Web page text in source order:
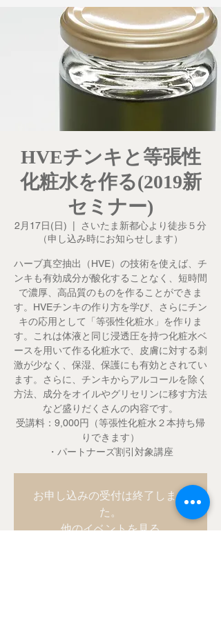
HVEチンキと等張性
化粧水を作る(2019新
セミナー)
2月17日(日)
さいたま新都心より徒歩５分
（申し込み時にお知らせします）
ハーブ真空抽出（HVE）の技術を使えば、チ
ンキも有効成分が酸化することなく、短時間
で濃厚、高品質のものを作ることができま
す。HVEチンキの作り方を学び、さらにチン
キの応用として「等張性化粧水」を作りま
す。これは体液と同じ浸透圧を持つ化粧水ベ
ースを用いて作る化粧水で、皮膚に対する刺
激が少なく、保湿、保護にも有効とされてい
ます。さらに、チンキからアルコールを除く
方法、成分をオイルやグリセリンに移す方法
など盛りだくさんの内容です。
受講料：9,000円（等張性化粧水２本持ち帰
りできます）
・パートナーズ割引対象講座
お申し込みの受付は終了しまし
た。
他のイベントを見る